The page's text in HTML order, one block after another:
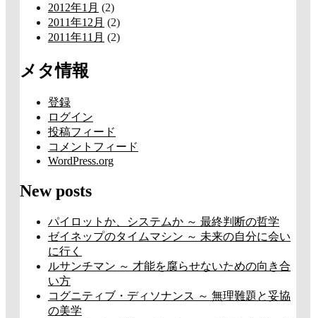
2012年1月 (2)
2011年12月 (2)
2011年11月 (2)
メタ情報
登録
ログイン
投稿フィード
コメントフィード
WordPress.org
New posts
パイロットか、システムか ～ 最終判断の哲学
ゼイネップのタイムマシン ～ 未来の自分に会い
に行く
ルサンチマン ～ 才能を腐らせないための向き合
い方
コグニティブ・ディソナンス ～ 無理難題と妥協
の美学